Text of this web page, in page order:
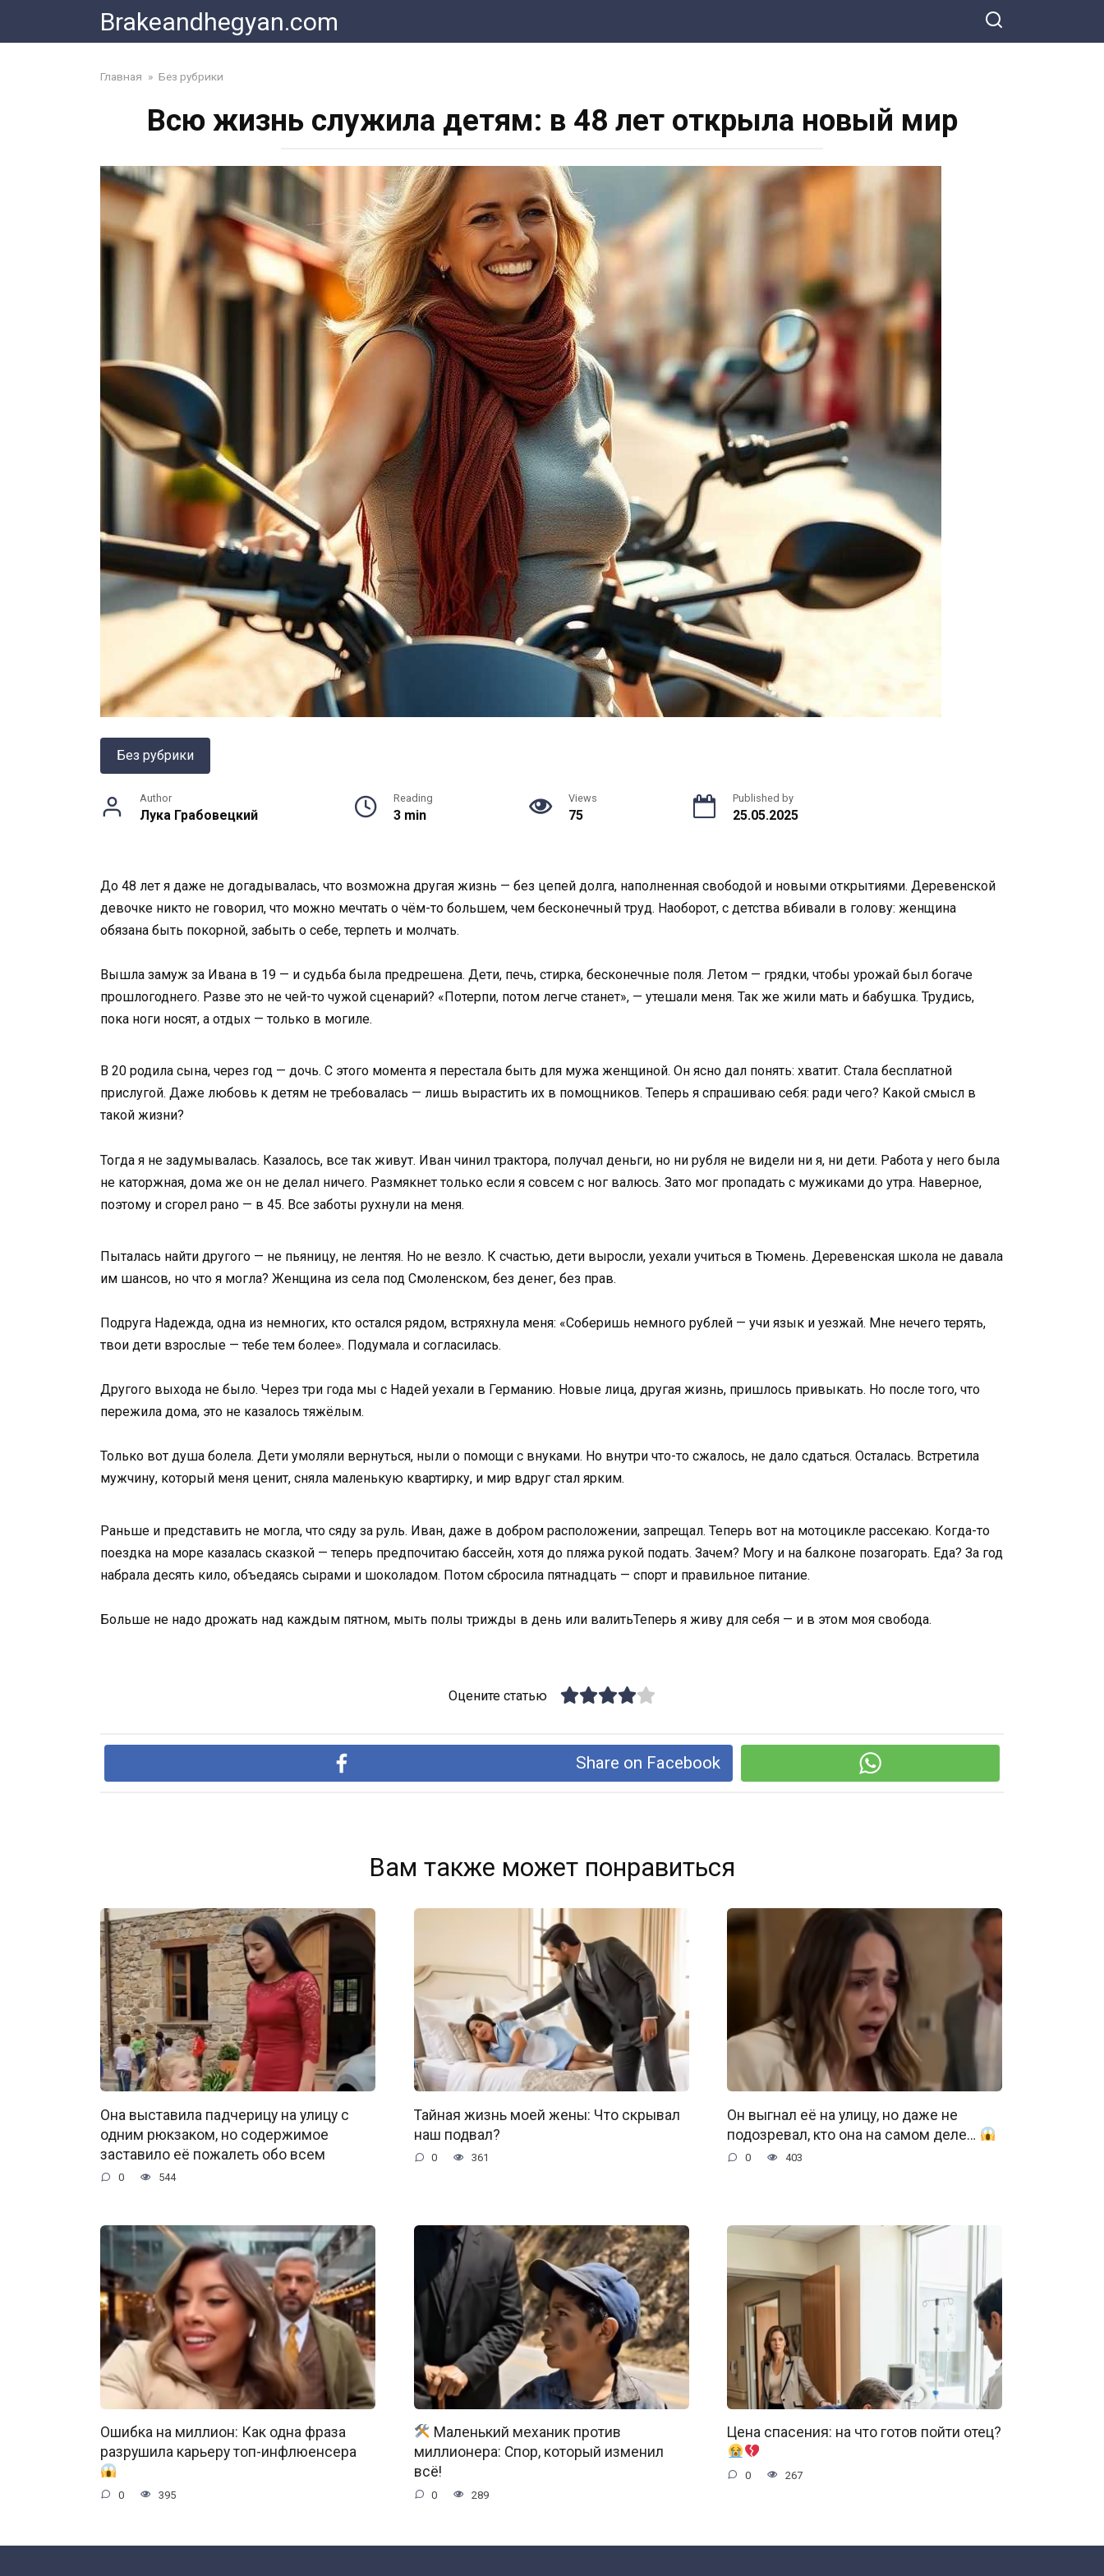
content
Brakeandhegyan.com
Главная » Без рубрики
Всю жизнь служила детям: в 48 лет открыла новый мир
Без рубрики
Author
Лука Грабовецкий
Reading
3 min
Views
75
Published by
25.05.2025
До 48 лет я даже не догадывалась, что возможна другая жизнь — без цепей долга, наполненная свободой и новыми открытиями. Деревенской
девочке никто не говорил, что можно мечтать о чём-то большем, чем бесконечный труд. Наоборот, с детства вбивали в голову: женщина
обязана быть покорной, забыть о себе, терпеть и молчать.
Вышла замуж за Ивана в 19 — и судьба была предрешена. Дети, печь, стирка, бесконечные поля. Летом — грядки, чтобы урожай был богаче
прошлогоднего. Разве это не чей-то чужой сценарий? «Потерпи, потом легче станет», — утешали меня. Так же жили мать и бабушка. Трудись,
пока ноги носят, а отдых — только в могиле.
В 20 родила сына, через год — дочь. С этого момента я перестала быть для мужа женщиной. Он ясно дал понять: хватит. Стала бесплатной
прислугой. Даже любовь к детям не требовалась — лишь вырастить их в помощников. Теперь я спрашиваю себя: ради чего? Какой смысл в
такой жизни?
Тогда я не задумывалась. Казалось, все так живут. Иван чинил трактора, получал деньги, но ни рубля не видели ни я, ни дети. Работа у него была
не каторжная, дома же он не делал ничего. Размякнет только если я совсем с ног валюсь. Зато мог пропадать с мужиками до утра. Наверное,
поэтому и сгорел рано — в 45. Все заботы рухнули на меня.
Пыталась найти другого — не пьяницу, не лентяя. Но не везло. К счастью, дети выросли, уехали учиться в Тюмень. Деревенская школа не давала
им шансов, но что я могла? Женщина из села под Смоленском, без денег, без прав.
Подруга Надежда, одна из немногих, кто остался рядом, встряхнула меня: «Соберишь немного рублей — учи язык и уезжай. Мне нечего терять,
твои дети взрослые — тебе тем более». Подумала и согласилась.
Другого выхода не было. Через три года мы с Надей уехали в Германию. Новые лица, другая жизнь, пришлось привыкать. Но после того, что
пережила дома, это не казалось тяжёлым.
Только вот душа болела. Дети умоляли вернуться, ныли о помощи с внуками. Но внутри что-то сжалось, не дало сдаться. Осталась. Встретила
мужчину, который меня ценит, сняла маленькую квартирку, и мир вдруг стал ярким.
Раньше и представить не могла, что сяду за руль. Иван, даже в добром расположении, запрещал. Теперь вот на мотоцикле рассекаю. Когда-то
поездка на море казалась сказкой — теперь предпочитаю бассейн, хотя до пляжа рукой подать. Зачем? Могу и на балконе позагорать. Еда? За год
набрала десять кило, объедаясь сырами и шоколадом. Потом сбросила пятнадцать — спорт и правильное питание.
Больше не надо дрожать над каждым пятном, мыть полы трижды в день или валитьТеперь я живу для себя — и в этом моя свобода.
Оцените статью
Share on Facebook
Вам также может понравиться
Она выставила падчерицу на улицу с
одним рюкзаком, но содержимое
заставило её пожалеть обо всем
0 544
Тайная жизнь моей жены: Что скрывал
наш подвал?
0 361
Он выгнал её на улицу, но даже не
подозревал, кто она на самом деле…
0 403
Ошибка на миллион: Как одна фраза
разрушила карьеру топ-инфлюенсера
0 395
Маленький механик против
миллионера: Спор, который изменил
всё!
0 289
Цена спасения: на что готов пойти отец?
0 267